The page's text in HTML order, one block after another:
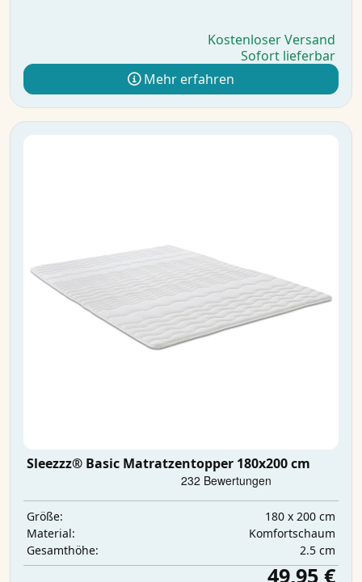
Kostenloser Versand
Sofort lieferbar
Mehr erfahren
Sleezzz® Basic Matratzentopper 180x200 cm
Größe:
180 x 200 cm
Material:
Komfortschaum
Gesamthöhe:
2.5 cm
49,95 €